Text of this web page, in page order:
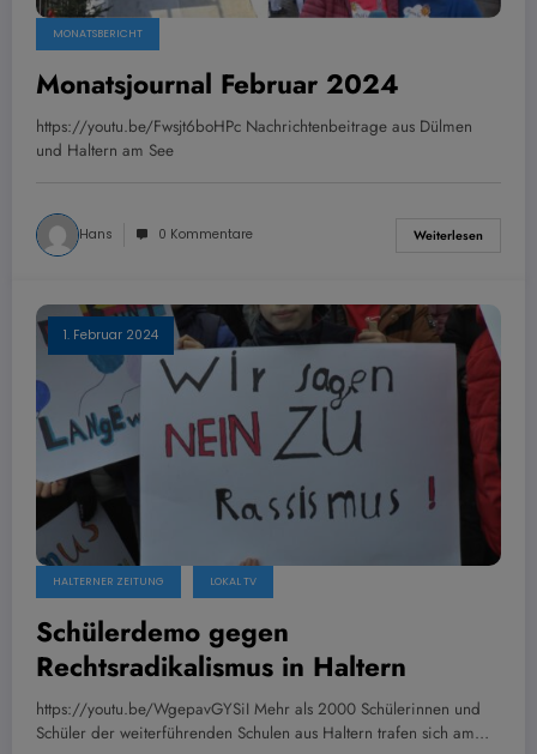
MONATSBERICHT
Monatsjournal Februar 2024
https://youtu.be/Fwsjt6boHPc Nachrichtenbeitrage aus Dülmen
und Haltern am See
Hans 0 Kommentare Weiterlesen
1. Februar 2024
HALTERNER ZEITUNG LOKAL TV
Schülerdemo gegen
Rechtsradikalismus in Haltern
https://youtu.be/WgepavGYSiI Mehr als 2000 Schülerinnen und
Schüler der weiterführenden Schulen aus Haltern trafen sich am…